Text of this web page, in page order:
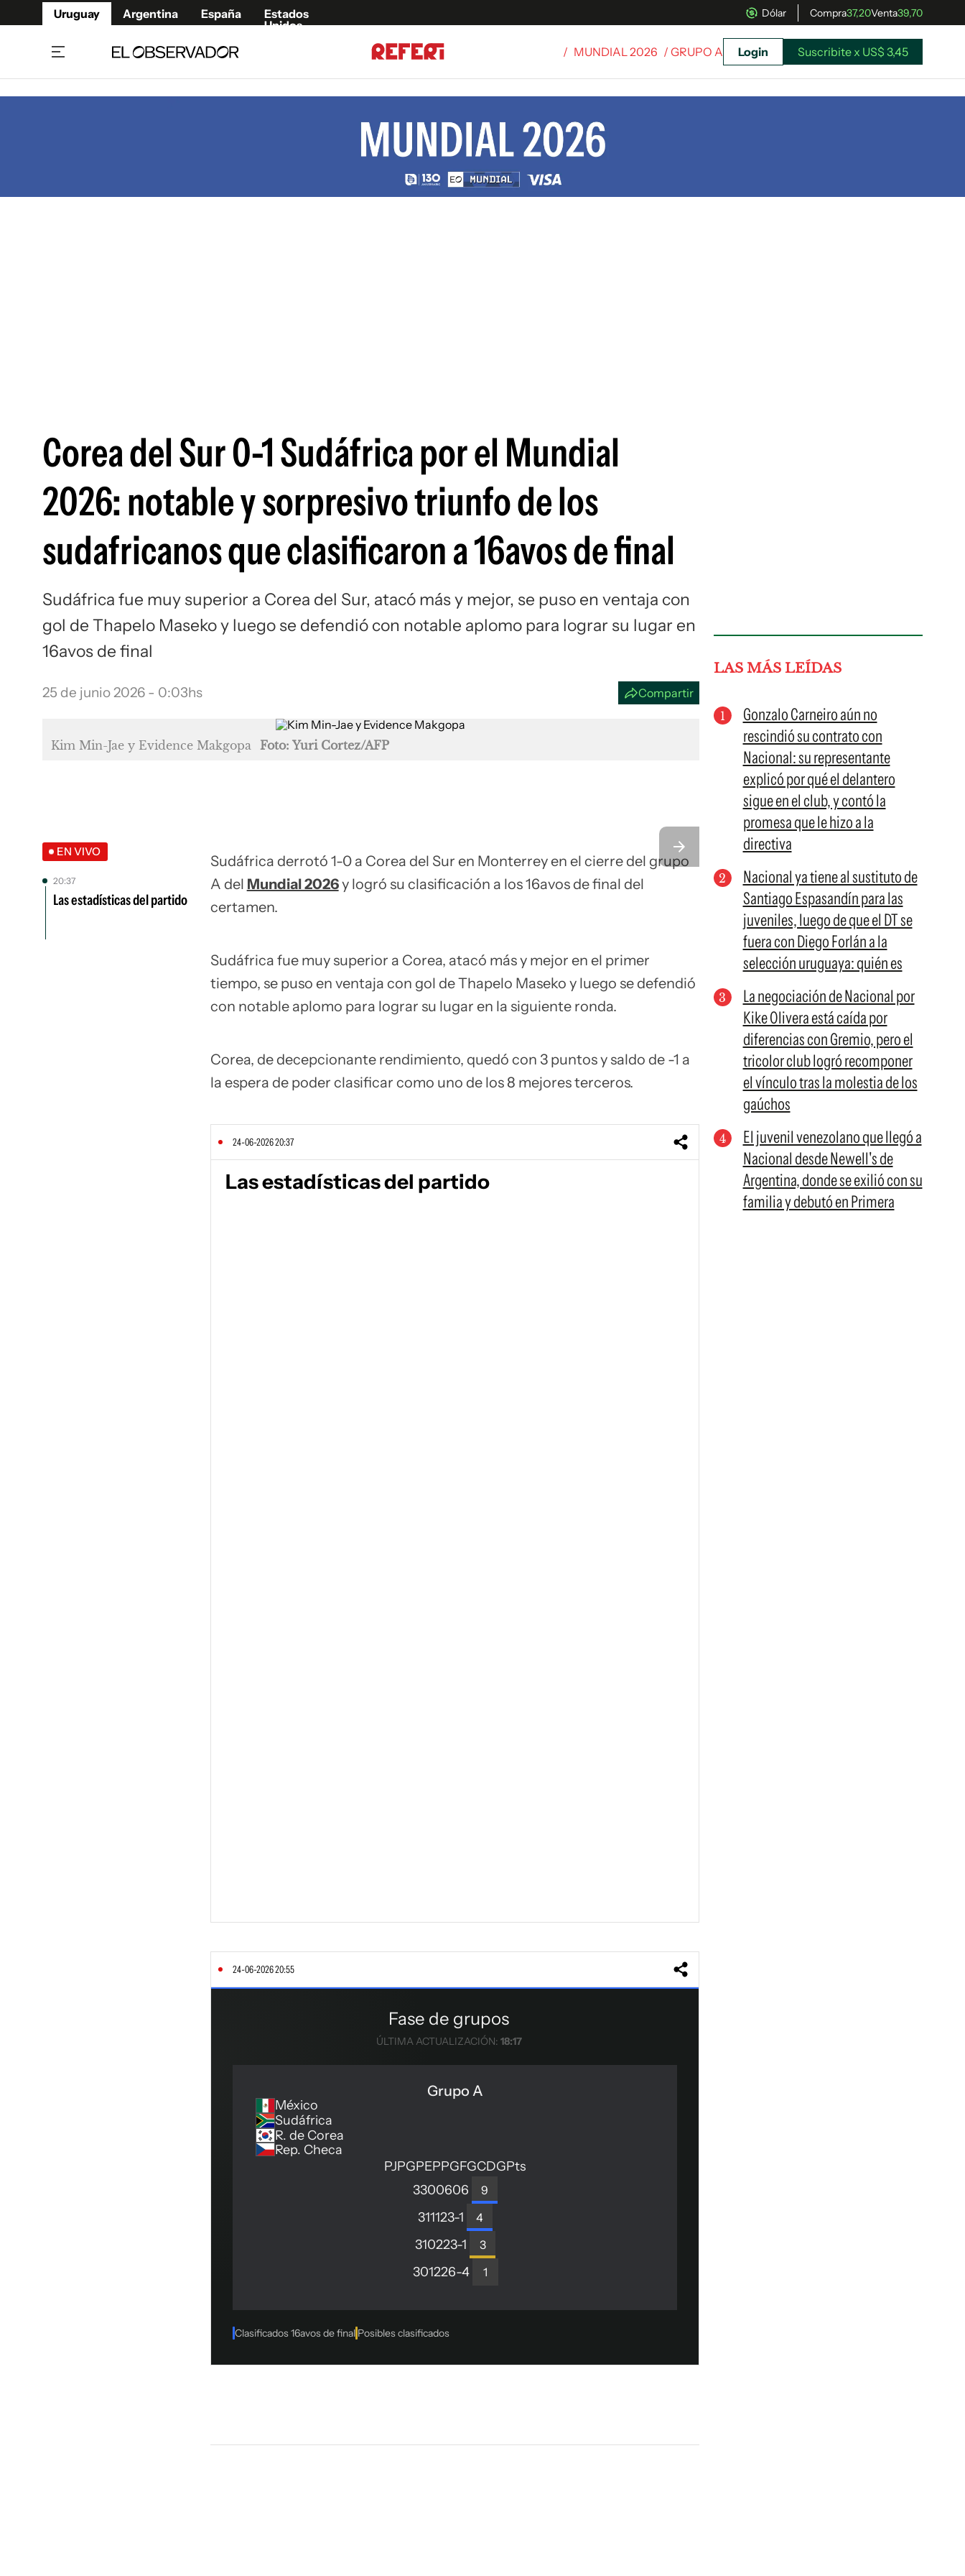
Uruguay Argentina España
Estados
Unidos
Dólar Compra37,20Venta39,70
Fútbol internacional
Polideportivo
/ MUNDIAL 2026 / GRUPO A Login Suscribite x US$ 3,45
Corea del Sur 0-1 Sudáfrica por el Mundial
2026: notable y sorpresivo triunfo de los
sudafricanos que clasificaron a 16avos de final
Sudáfrica fue muy superior a Corea del Sur, atacó más y mejor, se puso en ventaja con
gol de Thapelo Maseko y luego se defendió con notable aplomo para lograr su lugar en
16avos de final
25 de junio 2026 - 0:03hs Compartir
Kim Min-Jae y Evidence Makgopa Foto: Yuri Cortez/AFP
EN VIVO
20:37
Las estadísticas del partido
Sudáfrica derrotó 1-0 a Corea del Sur en Monterrey en el cierre del grupo
A del Mundial 2026y logró su clasificación a los 16avos de final del
certamen.
Sudáfrica fue muy superior a Corea, atacó más y mejor en el primer
tiempo, se puso en ventaja con gol de Thapelo Maseko y luego se defendió
con notable aplomo para lograr su lugar en la siguiente ronda.
Corea, de decepcionante rendimiento, quedó con 3 puntos y saldo de -1 a
la espera de poder clasificar como uno de los 8 mejores terceros.
24-06-2026 20:37
Las estadísticas del partido
24-06-2026 20:55
LAS MÁS LEÍDAS
Gonzalo Carneiro aún no
rescindió su contrato con
Nacional: su representante
explicó por qué el delantero
sigue en el club, y contó la
promesa que le hizo a la
directiva
Nacional ya tiene al sustituto de
Santiago Espasandín para las
juveniles, luego de que el DT se
fuera con Diego Forlán a la
selección uruguaya: quién es
La negociación de Nacional por
Kike Olivera está caída por
diferencias con Gremio, pero el
tricolor club logró recomponer
el vínculo tras la molestia de los
gaúchos
El juvenil venezolano que llegó a
Nacional desde Newell's de
Argentina, donde se exilió con su
familia y debutó en Primera